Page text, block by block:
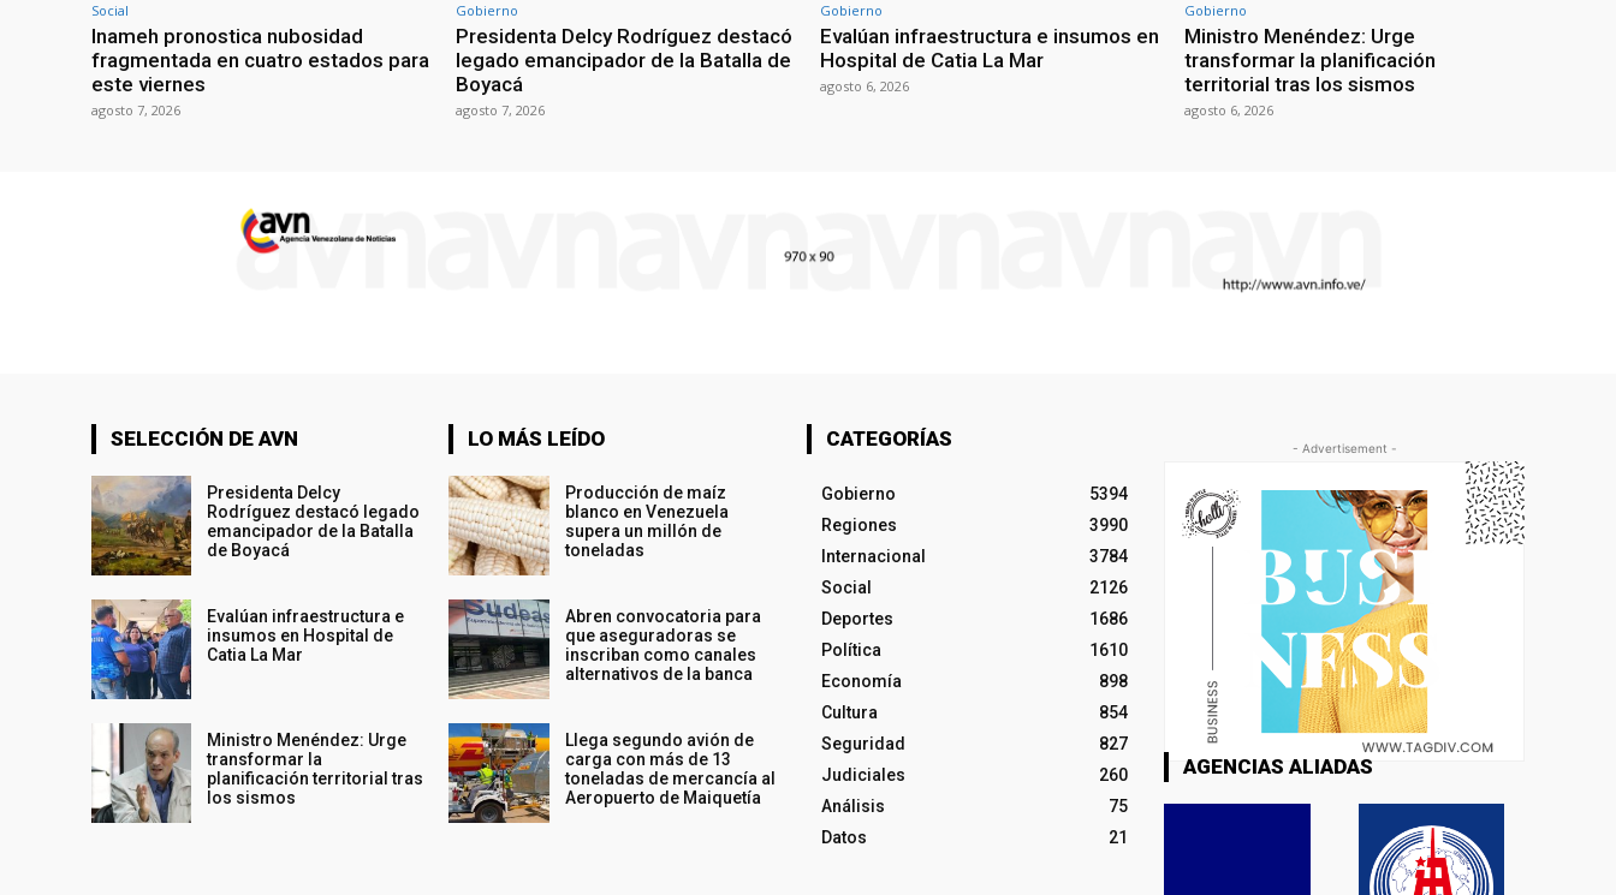
Social
Inameh pronostica nubosidad
fragmentada en cuatro estados para
este viernes
agosto 7, 2026
Gobierno
Presidenta Delcy Rodríguez destacó
legado emancipador de la Batalla de
Boyacá
agosto 7, 2026
Gobierno
Evalúan infraestructura e insumos en
Hospital de Catia La Mar
agosto 6, 2026
Gobierno
Ministro Menéndez: Urge
transformar la planificación
territorial tras los sismos
agosto 6, 2026
SELECCIÓN DE AVN
Presidenta Delcy
Rodríguez destacó legado
emancipador de la Batalla
de Boyacá
Evalúan infraestructura e
insumos en Hospital de
Catia La Mar
Ministro Menéndez: Urge
transformar la
planificación territorial tras
los sismos
LO MÁS LEÍDO
Producción de maíz
blanco en Venezuela
supera un millón de
toneladas
Abren convocatoria para
que aseguradoras se
inscriban como canales
alternativos de la banca
Llega segundo avión de
carga con más de 13
toneladas de mercancía al
Aeropuerto de Maiquetía
CATEGORÍAS
Gobierno
5394
Regiones
3990
Internacional
3784
Social
2126
Deportes
1686
Política
1610
Economía
898
Cultura
854
Seguridad
827
Judiciales
260
Análisis
75
Datos
21
- Advertisement -
AGENCIAS ALIADAS